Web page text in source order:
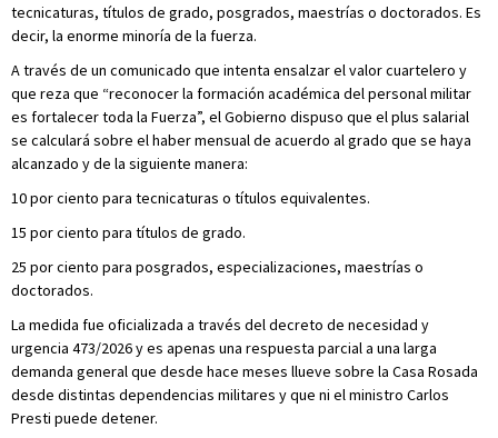
tecnicaturas, títulos de grado, posgrados, maestrías o doctorados. Es
decir, la enorme minoría de la fuerza.
A través de un comunicado que intenta ensalzar el valor cuartelero y
que reza que “reconocer la formación académica del personal militar
es fortalecer toda la Fuerza”, el Gobierno dispuso que el plus salarial
se calculará sobre el haber mensual de acuerdo al grado que se haya
alcanzado y de la siguiente manera:
10 por ciento para tecnicaturas o títulos equivalentes.
15 por ciento para títulos de grado.
25 por ciento para posgrados, especializaciones, maestrías o
doctorados.
La medida fue oficializada a través del decreto de necesidad y
urgencia 473/2026 y es apenas una respuesta parcial a una larga
demanda general que desde hace meses llueve sobre la Casa Rosada
desde distintas dependencias militares y que ni el ministro Carlos
Presti puede detener.